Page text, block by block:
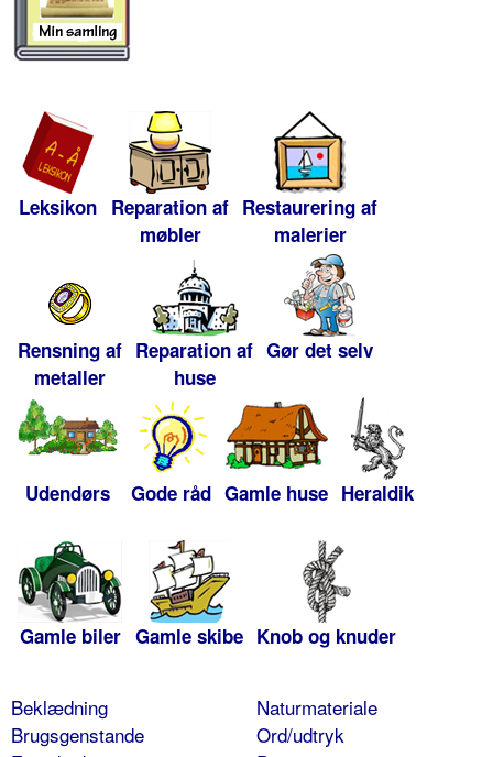
Leksikon Reparation af
møbler
Restaurering af
malerier
Rensning af
metaller
Reparation af
huse
Gør det selv
Udendørs Gode råd Gamle huse Heraldik
Gamle biler Gamle skibe Knob og knuder
Beklædning
Brugsgenstande
Naturmateriale
Ord/udtryk